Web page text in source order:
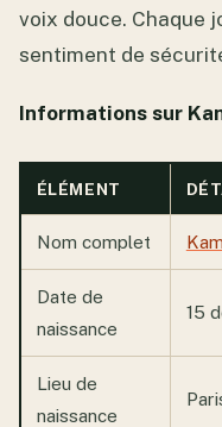
voix douce. Chaque
sentiment de
Informations sur
ÉLÉMENT
Nom complet
Date de
naissance
15
Lieu de
naissance